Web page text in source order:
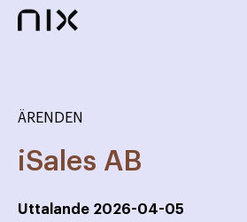
ÄRENDEN
iSales AB
Uttalande 2026-04-05